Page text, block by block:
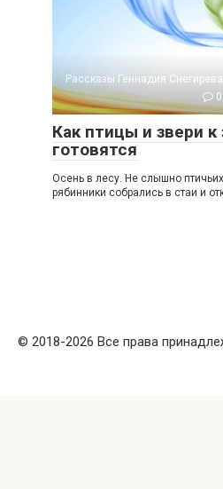
Рассказы Геннадия Снегирева
0
Как птицы и звери к
готовятся
Осень в лесу. Не слышно
рябинники собрались в стаи и
© 2018-2026 Все права